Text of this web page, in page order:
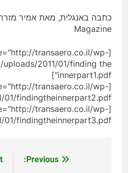
Magazine
transaero.co.il/wp-
2011/01/finding the
innerpart1.pdf"]
transaero.co.il/wp-
findingtheinnerpart2.pdf"]
transaero.co.il/wp-
findingtheinnerpart3.pdf"]
Previous: